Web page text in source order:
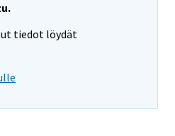
tiedot löydät